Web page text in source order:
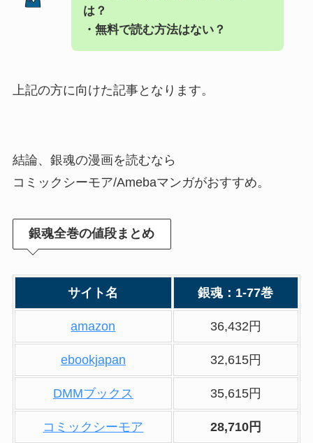
は？
・無料で読む方法はない？
上記の方に向けた記事となります。
結論、銀魂の漫画を読むなら
コミックシーモア/Amebaマンガがおすすめ。
銀魂全巻の値段まとめ
サイト名 銀魂：1-77巻
amazon 36,432円
ebookjapan 32,615円
DMMブックス 35,615円
コミックシーモア 28,710円